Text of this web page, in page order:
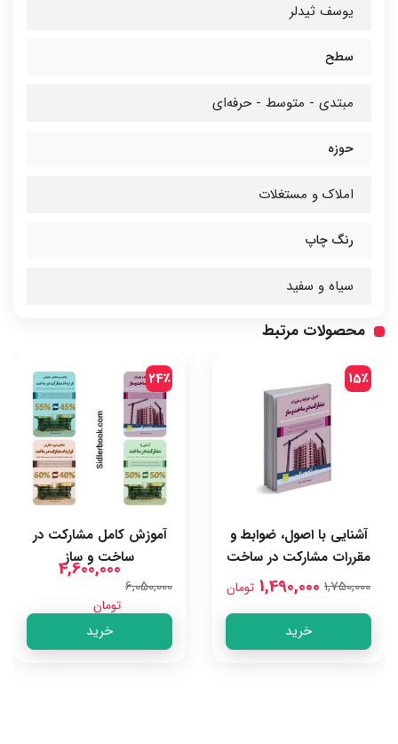
یوسف ثیدلر
سطح
مبتدی - متوسط - حرفه‌ای
حوزه
املاک و مستغلات
رنگ چاپ
سیاه و سفید
محصولات مرتبط
15٪
آشنایی با اصول، ضوابط و
مقررات مشارکت در ساخت
و ساز
1,750,000
1,490,000 تومان
خرید
24٪
آموزش کامل مشارکت در
ساخت و ساز
6,050,000
4,600,000
تومان
خرید